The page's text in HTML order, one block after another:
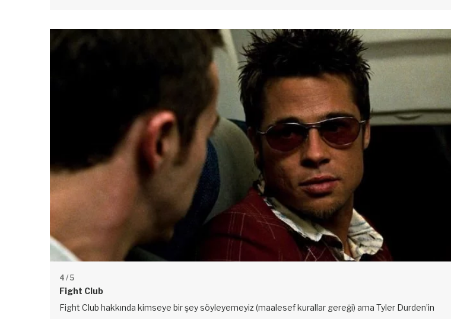
4 / 5
Fight Club
Fight Club hakkında kimseye bir şey söyleyemeyiz (maalesef kurallar gereği) ama Tyler Durden’in